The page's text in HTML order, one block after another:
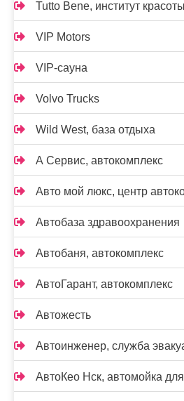
Tutto Bene, институт
VIP Motors
VIP-сауна
Volvo Trucks
Wild West, база отдыха
А Сервис, автокомплекс
Авто мой люкс, центр
Автобаза здравоохранения
Автобаня, автокомплекс
АвтоГарант, автокомплекс
Автожесть
Автоинженер, служба
АвтоКео Нск, автомойка для